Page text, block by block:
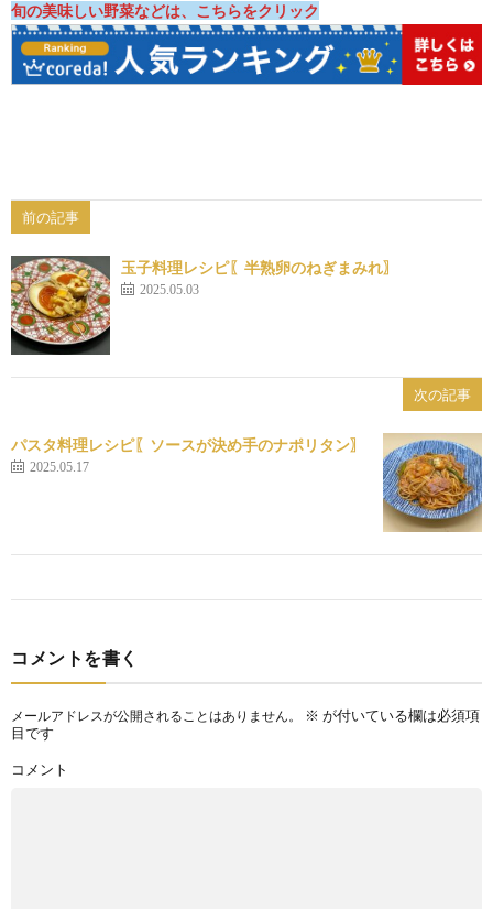
旬の美味しい野菜などは、こちらをクリック
前の記事
玉子料理レシピ〖半熟卵のねぎまみれ〗
2025.05.03
次の記事
パスタ料理レシピ〖ソースが決め手のナポリタン〗
2025.05.17
コメントを書く
メールアドレスが公開されることはありません。 ※ が付いている欄は必須項
目です
コメント